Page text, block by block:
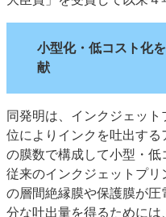
小型化・低コスト化
献
同発明は、インクジェッ
位によりインクを吐出す
の膜数で構成して小型・低
従来のインクジェットプ
の層間絶縁膜や保護膜が
分な吐出量を得るために